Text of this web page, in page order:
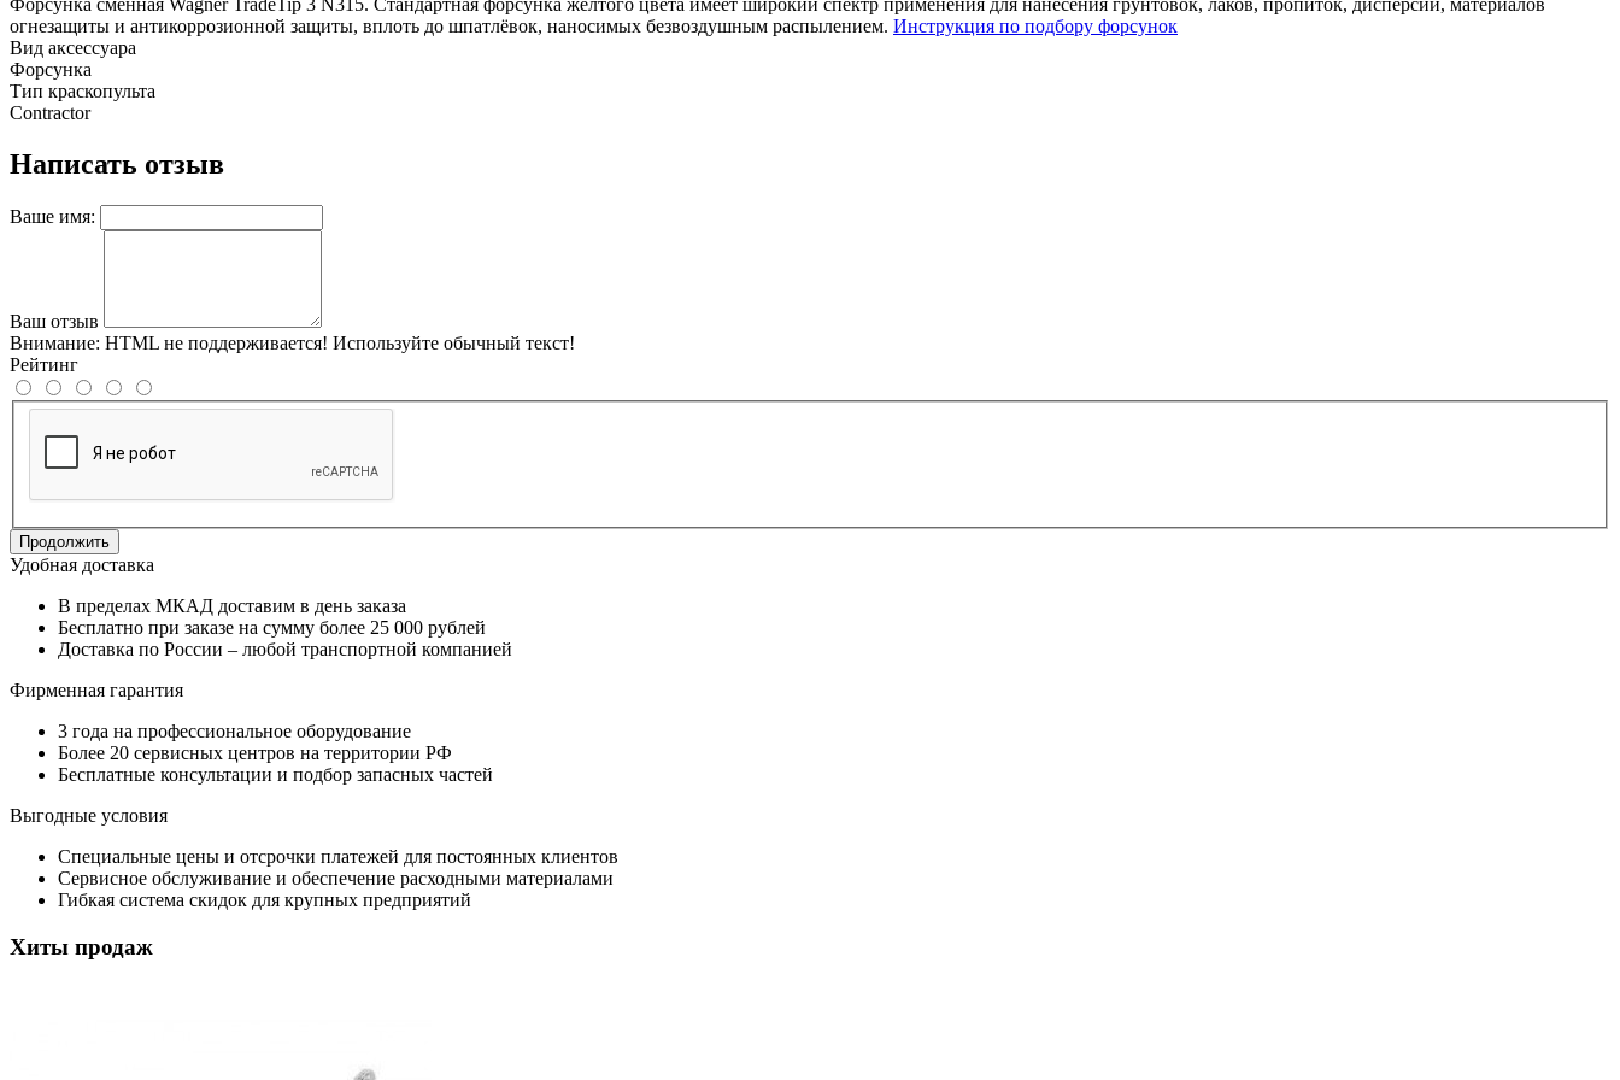
огнезащиты и антикоррозионной защиты, вплоть до шпатлёвок, наносимых безвоздушным распылением. Инструкция по подбору форсунок
Вид аксессуара
Форсунка
Тип краскопульта
Contractor
Написать отзыв
Ваше имя:
Ваш отзыв
Внимание: HTML не поддерживается! Используйте обычный текст!
Рейтинг
Продолжить
Удобная доставка
В пределах МКАД доставим в день заказа
Бесплатно при заказе на сумму более 25 000 рублей
Доставка по России – любой транспортной компанией
Фирменная гарантия
3 года на профессиональное оборудование
Более 20 сервисных центров на территории РФ
Бесплатные консультации и подбор запасных частей
Выгодные условия
Специальные цены и отсрочки платежей для постоянных клиентов
Сервисное обслуживание и обеспечение расходными материалами
Гибкая система скидок для крупных предприятий
Хиты продаж